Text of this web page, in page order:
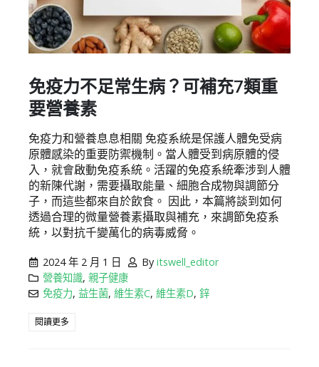
免疫力不足常生病？可補充7類重
要營養素
免疫力和營養息息相關 免疫系統是保護人體免受病
原體感染的重要防禦機制。當人體受到病原體的侵
入，就會啟動免疫系統。活躍的免疫系統牽涉到人體
的新陳代謝，需要攝取能量、細胞合成物與調節分
子，而這些都來自於飲食。 因此，本篇將談到如何
透過合理的微量營養素攝取與補充，來調節免疫系
統，以對抗千變萬化的病毒威脅。
2024 年 2 月 1 日 By itswell_editor
營養知識,親子健康
免疫力, 益生菌,維生素C,維生素D,鋅
閱讀更多